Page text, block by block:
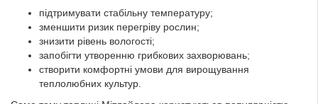
підтримувати стабільну температуру;
зменшити ризик перегріву рослин;
знизити рівень вологості;
запобігти утворенню грибкових захворювань;
створити комфортні умови для вирощування
теплолюбних культур.